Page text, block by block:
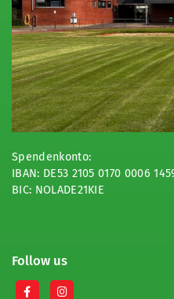
Spendenkonto:
IBAN: DE53 2105 0170 0006
BIC: NOLADE21KIE
Follow us